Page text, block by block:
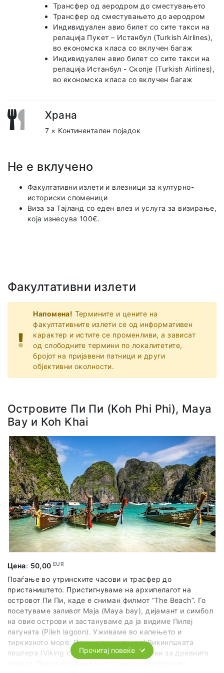
Трансфер од аеродром до сместувањето
Трансфер од сместувањето до аеродром
Индивидуален авио билет со сите такси на
релација Пукет – Истанбул (Turkish Airlines),
во економска класа со вклучен багаж
Индивидуален авио билет со сите такси на
релација Истанбул - Скопје (Turkish Airlines),
во економска класа со вклучен багаж
Храна
7 × Континентален појадок
Не е вклучено
Факултативни излети и влезници за културно-
историски споменици
Виза за Тајланд со еден влез и услуга за визирање,
која изнесува 100€.
Факултативни излети
Напомена! Термините и цените на
факултативните излети се од информативен
карактер и истите се променливи, а зависат
од слободните термини по локалитетите,
бројот на пријавени патници и други
објективни околности.
Островите Пи Пи (Koh Phi Phi), Maya
Bay и Коh Khai
Цена: 50,00EUR
Поаѓање во утринските часови и трасфер до
пристаништето. Пристигнуваме на архипелагот на
островот Пи Пи, каде е сниман филмот “The Beach”. Го
посетуваме заливот Маја (Maya bay), дијамант и симбол
на овие острови и застануваме да ја видиме Пилеј
лагуната (Pileh lagoon). Уживаме во капењето и
тиркизното море. Поминуваме покрај Викингшката
пештера (Viking cave) и слушаме приказни за древните
Прочитај повеќе